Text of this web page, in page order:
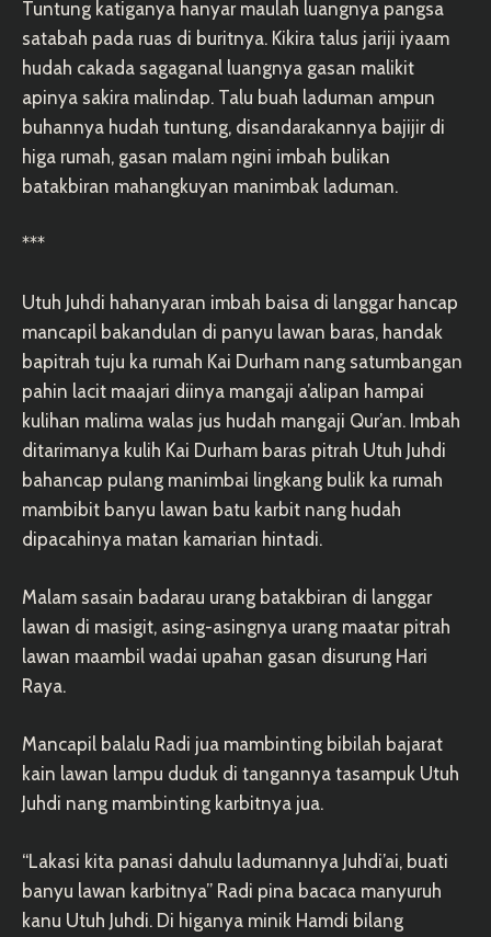
Tuntung katiganya hanyar maulah luangnya pangsa
satabah pada ruas di buritnya. Kikira talus jariji iyaam
hudah cakada sagaganal luangnya gasan malikit
apinya sakira malindap. Talu buah laduman ampun
buhannya hudah tuntung, disandarakannya bajijir di
higa rumah, gasan malam ngini imbah bulikan
batakbiran mahangkuyan manimbak laduman.
***
Utuh Juhdi hahanyaran imbah baisa di langgar hancap
mancapil bakandulan di panyu lawan baras, handak
bapitrah tuju ka rumah Kai Durham nang satumbangan
pahin lacit maajari diinya mangaji a’alipan hampai
kulihan malima walas jus hudah mangaji Qur’an. Imbah
ditarimanya kulih Kai Durham baras pitrah Utuh Juhdi
bahancap pulang manimbai lingkang bulik ka rumah
mambibit banyu lawan batu karbit nang hudah
dipacahinya matan kamarian hintadi.
Malam sasain badarau urang batakbiran di langgar
lawan di masigit, asing-asingnya urang maatar pitrah
lawan maambil wadai upahan gasan disurung Hari
Raya.
Mancapil balalu Radi jua mambinting bibilah bajarat
kain lawan lampu duduk di tangannya tasampuk Utuh
Juhdi nang mambinting karbitnya jua.
“Lakasi kita panasi dahulu ladumannya Juhdi’ai, buati
banyu lawan karbitnya” Radi pina bacaca manyuruh
kanu Utuh Juhdi. Di higanya minik Hamdi bilang